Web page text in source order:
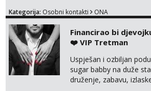
tel:0,93€ - mob:1,12€ min
Anđela
Čekam tvoj poziv!
Tel: 064/677-677 - Kod: #142
tel:0,93€ - mob:1,12€ min
Kategorija: Osobni kontakti ONA
Financirao bi
❤️ VIP Tretman
Uspješan i ozbiljan
sugar babby na duže
druženje, zabavu,